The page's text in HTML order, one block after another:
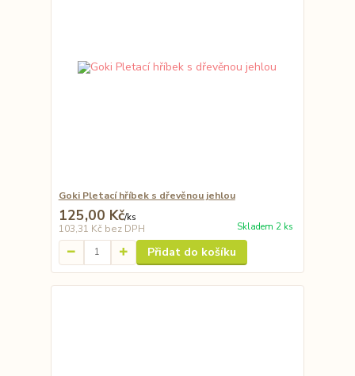
Goki Pletací hříbek s dřevěnou jehlou
125,00 Kč/ks
103,31 Kč bez DPH Skladem 2 ks
Přidat do košíku